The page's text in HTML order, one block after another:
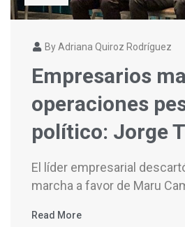
By Adriana Quiroz Rodríguez
Empresarios
operaciones
político: Jorge
El líder empresarial
marcha a favor de Maru
Read More